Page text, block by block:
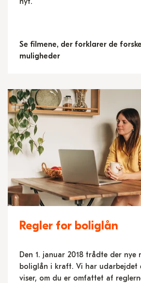
Se filmene, der forklarer de
muligheder
Regler for boliglån
Den 1. januar 2018 trådte der
boliglån i kraft. Vi har
viser, om du er omfattet af